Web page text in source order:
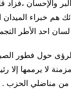
والإحسان
هم خبراء
احد الأطر
حول فطور
لا يرممها إلا
من مناضلي الحزب .